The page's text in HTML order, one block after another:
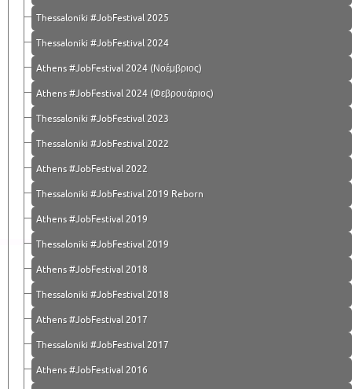
Thessaloniki #JobFestival 2025
Thessaloniki #JobFestival 2024
Athens #JobFestival 2024 (Νοέμβριος)
Athens #JobFestival 2024 (Φεβρουάριος)
Thessaloniki #JobFestival 2023
Thessaloniki #JobFestival 2022
Athens #JobFestival 2022
Thessaloniki #JobFestival 2019 Reborn
Athens #JobFestival 2019
Thessaloniki #JobFestival 2019
Athens #JobFestival 2018
Thessaloniki #JobFestival 2018
Athens #JobFestival 2017
Τhessaloniki #JobFestival 2017
Athens #JobFestival 2016